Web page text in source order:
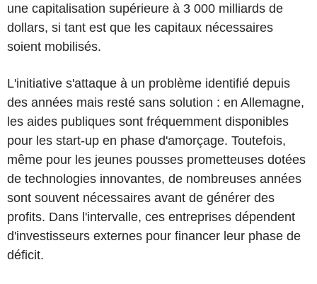
une capitalisation supérieure à 3 000 milliards de
dollars, si tant est que les capitaux nécessaires
soient mobilisés.
L'initiative s'attaque à un problème identifié depuis
des années mais resté sans solution : en Allemagne,
les aides publiques sont fréquemment disponibles
pour les start-up en phase d'amorçage. Toutefois,
même pour les jeunes pousses prometteuses dotées
de technologies innovantes, de nombreuses années
sont souvent nécessaires avant de générer des
profits. Dans l'intervalle, ces entreprises dépendent
d'investisseurs externes pour financer leur phase de
déficit.